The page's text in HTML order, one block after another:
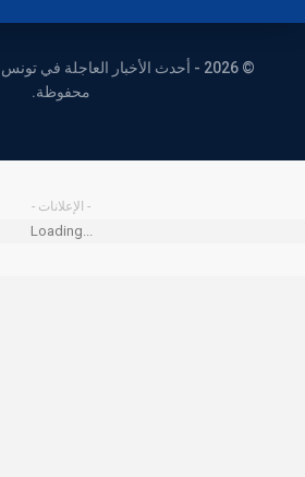
© 2026 - أحدث الأخبار العاجلة في
محفوظة.
- الإعلانات -
Loading...